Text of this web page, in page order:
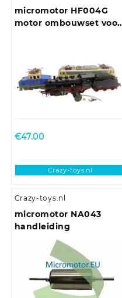
micromotor HF004G
motor ombouwset voor
120, 132, 151, 169, 218, 221,
260, 261, 360, 361, 363, E
10, E 32, E 40, E 44, E
428, Nohab,
€47.00
Crazy-toys.nl
Crazy-toys.nl
micromotor NA043
handleiding